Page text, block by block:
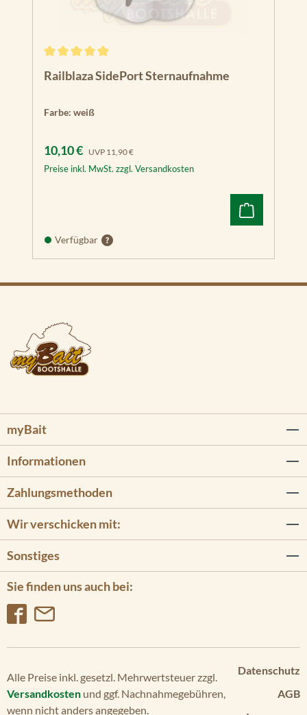
Railblaza SidePort Sternaufnahme
Farbe: weiß
Verkaufspreis:
10,10 € UVP Regulärer Preis:
11,90 €
Preise inkl. MwSt. zzgl. Versandkosten
Verfügbar
myBait
Informationen
Sie finden uns auch bei:
Zahlungsmethoden
Wir verschicken mit:
Sonstiges
Datenschutz
AGB
Alle Preise inkl. gesetzl. Mehrwertsteuer zzgl.
Versandkosten und ggf. Nachnahmegebühren,
wenn nicht anders angegeben.